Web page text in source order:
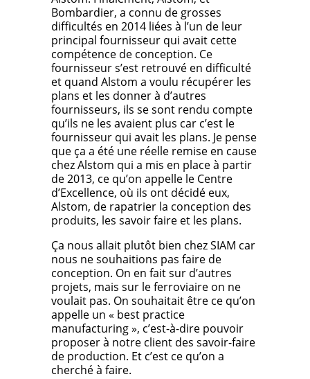
Bombardier, a connu de grosses
difficultés en 2014 liées à l’un de leur
principal fournisseur qui avait cette
compétence de conception. Ce
fournisseur s’est retrouvé en difficulté
et quand Alstom a voulu récupérer les
plans et les donner à d’autres
fournisseurs, ils se sont rendu compte
qu’ils ne les avaient plus car c’est le
fournisseur qui avait les plans. Je pense
que ça a été une réelle remise en cause
chez Alstom qui a mis en place à partir
de 2013, ce qu’on appelle le Centre
d’Excellence, où ils ont décidé eux,
Alstom, de rapatrier la conception des
produits, les savoir faire et les plans.
Ça nous allait plutôt bien chez SIAM car
nous ne souhaitions pas faire de
conception. On en fait sur d’autres
projets, mais sur le ferroviaire on ne
voulait pas. On souhaitait être ce qu’on
appelle un « best practice
manufacturing », c’est-à-dire pouvoir
proposer à notre client des savoir-faire
de production. Et c’est ce qu’on a
cherché à faire.